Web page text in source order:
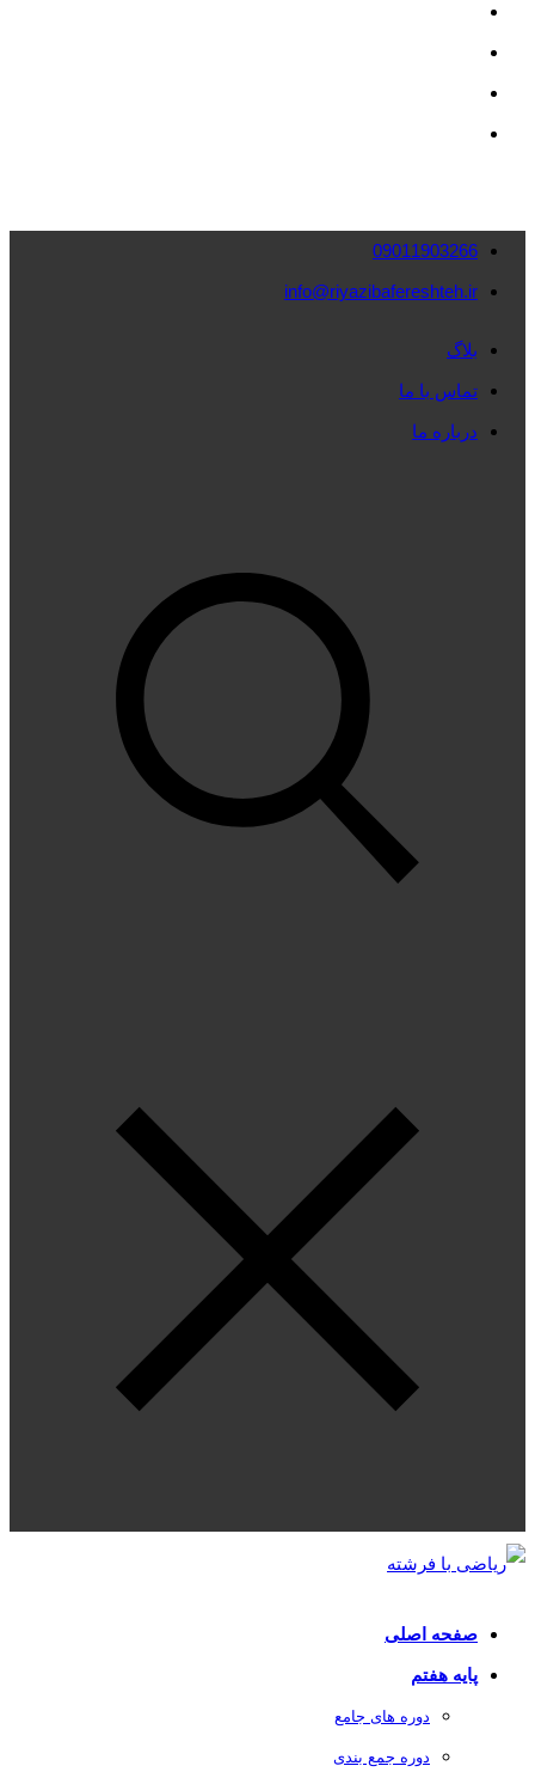
09011903266
info@riyazibafereshteh.ir
بلاگ
تماس با ما
درباره ما
صفحه اصلی
پایه هفتم
دوره های جامع
دوره جمع بندی